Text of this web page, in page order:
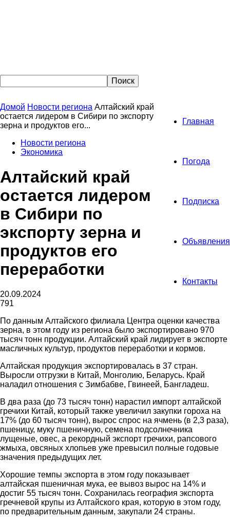
Главная
Погода
Подписка
Объявления
Контакты
Домой Новости региона Алтайский край
остается лидером в Сибири по экспорту
зерна и продуктов его...
Новости региона
Экономика
Алтайский край
остается лидером
в Сибири по
экспорту зерна и
продуктов его
переработки
20.09.2024
791
По данным Алтайского филиала Центра оценки качества
зерна, в этом году из региона было экспортировано 970
тысяч тонн продукции. Алтайский край лидирует в экспорте
масличных культур, продуктов переработки и кормов.
Алтайская продукция экспортировалась в 37 стран.
Выросли отгрузки в Китай, Монголию, Беларусь. Край
наладил отношения с Зимбабве, Гвинеей, Бангладеш.
В два раза (до 73 тысяч тонн) нарастил импорт алтайской
гречихи Китай, который также увеличил закупки гороха на
17% (до 60 тысяч тонн), вырос спрос на ячмень (в 2,3 раза),
пшеницу, муку пшеничную, семена подсолнечника
лущеные, овес, а рекордный экспорт гречихи, рапсового
жмыха, овсяных хлопьев уже превысил полные годовые
значения предыдущих лет.
Хорошие темпы экспорта в этом году показывает
алтайская пшеничная мука, ее вывоз вырос на 14% и
достиг 55 тысяч тонн. Сохранилась география экспорта
гречневой крупы из Алтайского края, которую в этом году,
по предварительным данным, закупали 24 страны.